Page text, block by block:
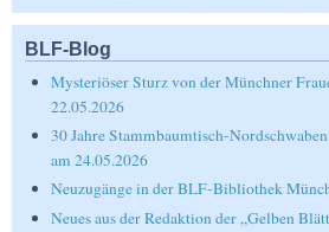
BLF-Blog
Mysteriöser Sturz von der Münchner
22.05.2026
30 Jahre Stammbaumtisch-
am 24.05.2026
Neuzugänge in der BLF-Bibliothek
Neues aus der Redaktion der „Gelben